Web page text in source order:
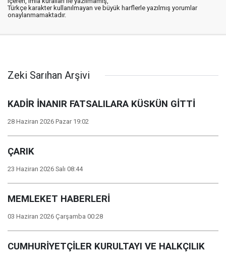
Türkçe karakter kullanılmayan ve büyük harflerle yazılmış yorumlar
onaylanmamaktadır.
Zeki Sarıhan Arşivi
KADİR İNANIR FATSALILARA KÜSKÜN GİTTİ
28 Haziran 2026 Pazar 19:02
ÇARIK
23 Haziran 2026 Salı 08:44
MEMLEKET HABERLERİ
03 Haziran 2026 Çarşamba 00:28
CUMHURİYETÇİLER KURULTAYI VE HALKÇILIK